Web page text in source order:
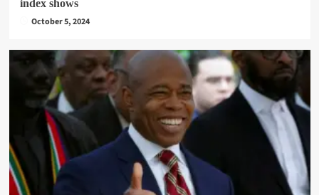
index shows
October 5, 2024